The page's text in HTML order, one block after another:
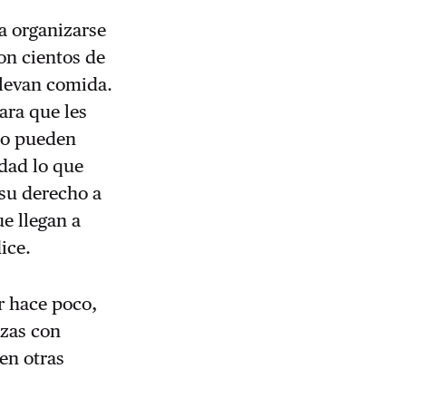
organizarse
cientos de
comida.
que les
pueden
lo que
derecho a
llegan a
hace poco,
con
otras